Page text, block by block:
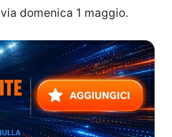
domenica 1 maggio.